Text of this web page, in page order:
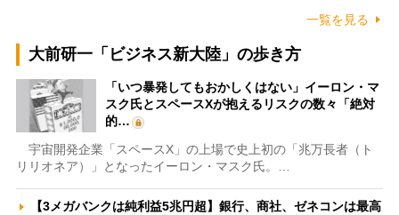
一覧を見る
大前研一「ビジネス新大陸」の歩き方
「いつ暴発してもおかしくはない」イーロン・マ
スク氏とスペースXが抱えるリスクの数々「絶対
的…
宇宙開発企業「スペースX」の上場で史上初の「兆万長者（ト
リリオネア）」となったイーロン・マスク氏。…
【3メガバンクは純利益5兆円超】銀行、商社、ゼネコンは最高